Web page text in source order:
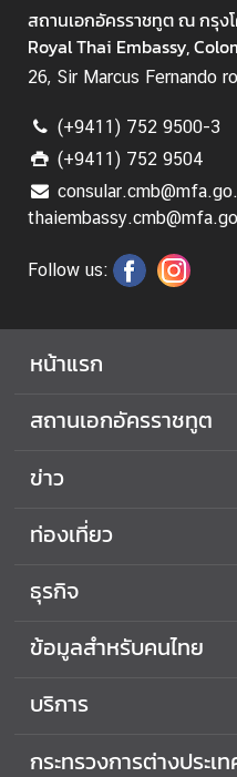
สี
ย
ง
ร
ะ
ช
า
ม
ติ
2
6
9
สถานเอกอัครราชทูต ณ กรุง
Royal Thai Embassy,
26, Sir Marcus Fernando
(+9411) 752 9500-3
(+9411) 752 9504
Follow us:
หน้าแรก
สถานเอกอัครราชทูต
ข่าว
ท่องเที่ยว
ธุรกิจ
ข้อมูลสำหรับคนไทย
บริการ
กระทรวงการต่างประเ